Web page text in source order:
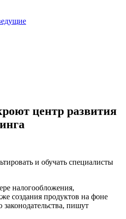
центр развития
и обучать специалисты
налогообложения,
создания продуктов на фоне
пишут